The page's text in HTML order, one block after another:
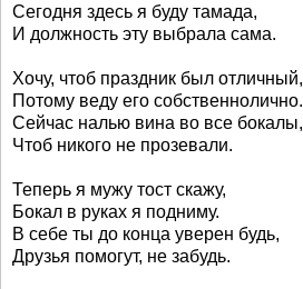
Сегодня здесь я буду тамада,
И должность эту выбрала сама.
Хочу, чтоб праздник был отличный,
Потому веду его собственнолично.
Сейчас налью вина во все бокалы,
Чтоб никого не прозевали.
Теперь я мужу тост скажу,
Бокал в руках я подниму.
В себе ты до конца уверен будь,
Друзья помогут, не забудь.